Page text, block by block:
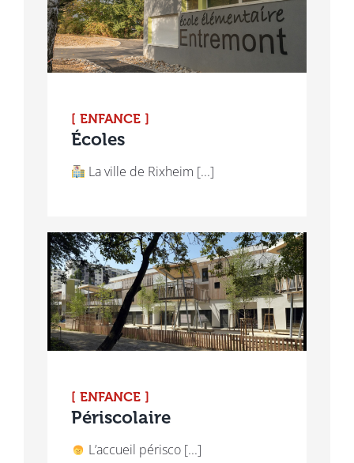
[ ENFANCE ]
Écoles
La ville de Rixheim [...]
[ ENFANCE ]
Périscolaire
L’accueil périsco [...]